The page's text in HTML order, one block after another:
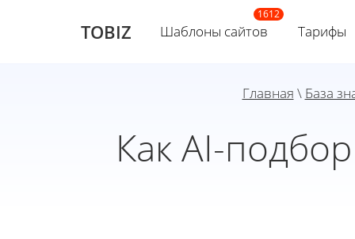
TOBIZ Шаблоны сайтов Тарифы
Главная \ База
Как AI-